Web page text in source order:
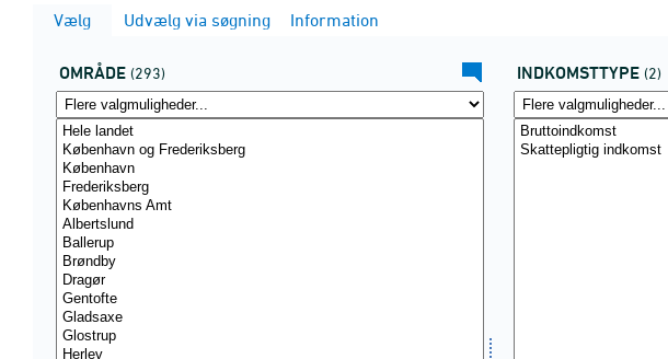
Vælg Udvælg via søgning Information
OMRÅDE (293) INDKOMSTTYPE (2)